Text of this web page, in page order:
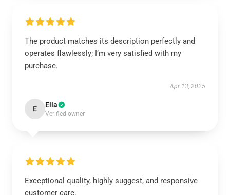
The product matches its description perfectly and
operates flawlessly; I’m very satisfied with my
purchase.
Apr 13, 2025
E Ella
Verified owner
Exceptional quality, highly suggest, and responsive
customer care.